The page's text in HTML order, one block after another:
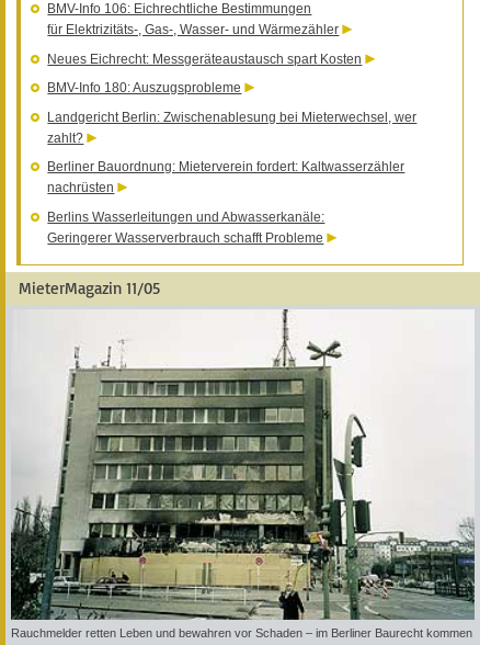
BMV-Info 106: Eichrechtliche Bestimmungen
für Elektrizitäts-, Gas-, Wasser- und Wärmezähler
Neues Eichrecht: Messgeräteaustausch spart Kosten
BMV-Info 180: Auszugsprobleme
Landgericht Berlin: Zwischenablesung bei Mieterwechsel, wer
zahlt?
Berliner Bauordnung: Mieterverein fordert: Kaltwasserzähler
nachrüsten
Berlins Wasserleitungen und Abwasserkanäle:
Geringerer Wasserverbrauch schafft Probleme
MieterMagazin 11/05
Rauchmelder retten Leben und bewahren vor Schaden – im Berliner Baurecht kommen